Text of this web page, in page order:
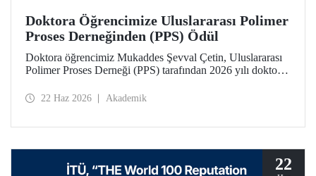
Doktora Öğrencimize Uluslararası Polimer
Proses Derneğinden (PPS) Ödül
Doktora öğrencimiz Mukaddes Şevval Çetin, Uluslararası
Polimer Proses Derneği (PPS) tarafından 2026 yılı doktora
ödülü İtalya’da düzenlenecek PPS-41 konferansında
22 Haz 2026 Akademik
22